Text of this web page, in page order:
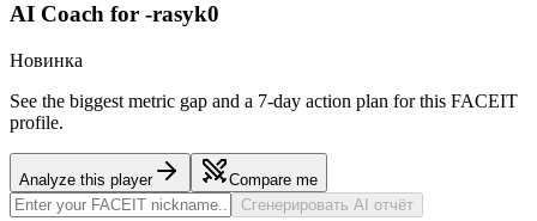
AI Coach for -rasyk0
Новинка
See the biggest metric gap and a 7-day action plan for this FACEIT
profile.
Analyze this player
Compare me
Сгенерировать AI отчёт